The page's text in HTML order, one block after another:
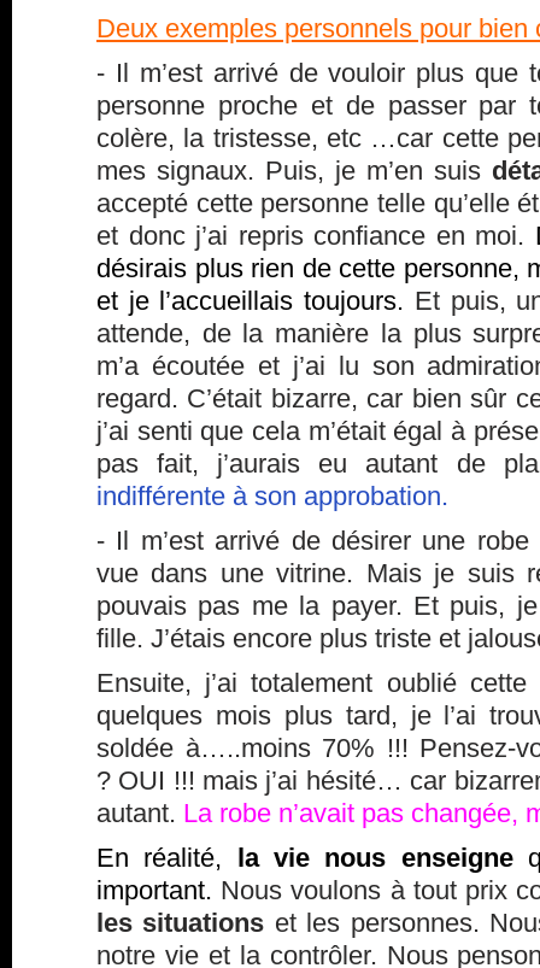
Deux exemples personnels pour bien
- Il m’est arrivé de vouloir plus que
personne proche et de passer par
colère, la tristesse, etc …car cette
mes signaux. Puis, je m’en suis
accepté cette personne telle qu’elle
et donc j’ai repris confiance en moi.
désirais plus rien de cette personne,
et je l’accueillais toujours. Et puis,
attende, de la manière la plus
m’a écoutée et j’ai lu son
regard. C’était bizarre, car bien sûr
j’ai senti que cela m’était égal à
pas fait, j’aurais eu autant de
indifférente à son approbation.
- Il m’est arrivé de désirer une robe
vue dans une vitrine. Mais je suis
pouvais pas me la payer. Et puis,
fille. J’étais encore plus triste et
Ensuite, j’ai totalement oublié
quelques mois plus tard, je l’ai
soldée à…..moins 70% !!! Pensez-
? OUI !!! mais j’ai hésité… car
autant. La robe n’avait pas changée,
En réalité, la vie nous enseigne
important. Nous voulons à tout prix
les situations et les personnes.
notre vie et la contrôler. Nous